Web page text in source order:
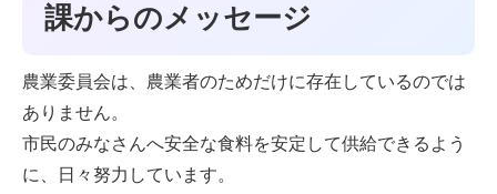
課からのメッセージ
農業委員会は、農業者のためだけに存在しているのでは
ありません。
市民のみなさんへ安全な食料を安定して供給できるよう
に、日々努力しています。